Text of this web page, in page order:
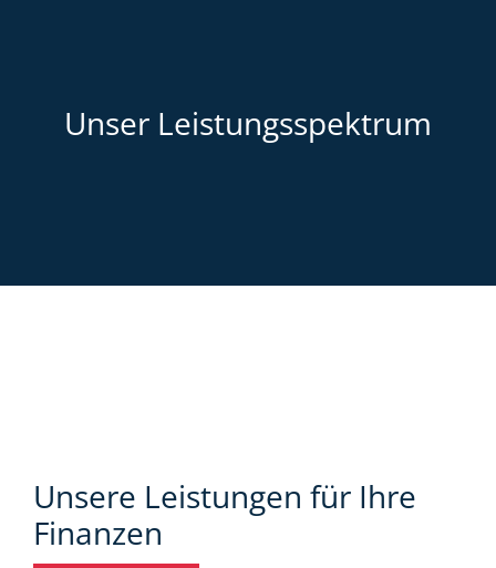
Unser Leistungsspektrum
Unsere Leistungen für Ihre
Finanzen